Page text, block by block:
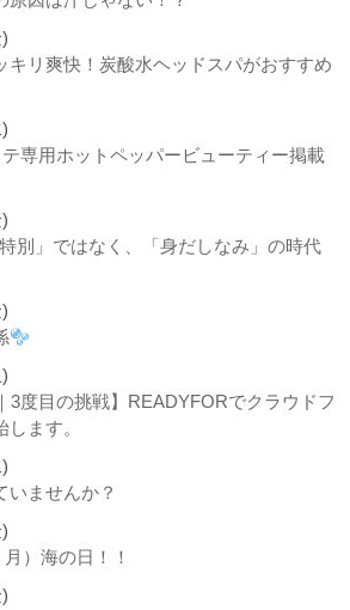
キリ爽快！炭酸水ヘッドスパがおすすめ
専用ホットペッパービューティー掲載
別」ではなく、「身だしなみ」の時代
3度目の挑戦】READYFORでクラウドフ
ます。
いませんか？
月）海の日！！